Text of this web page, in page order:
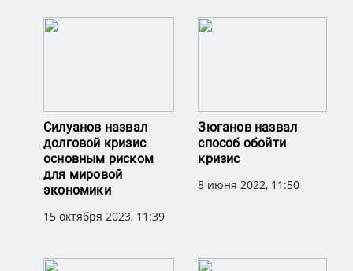
Силуанов назвал
долговой кризис
основным риском
для мировой
экономики
15 октября 2023, 11:39
Зюганов назвал
способ обойти
кризис
8 июня 2022, 11:50